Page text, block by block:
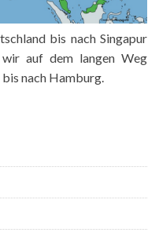
bis nach Singapur
auf dem langen Weg
nach Hamburg.